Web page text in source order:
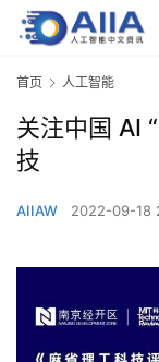
首页 人工智能
关注中国 AI
技
AIIAW 2022-09-18